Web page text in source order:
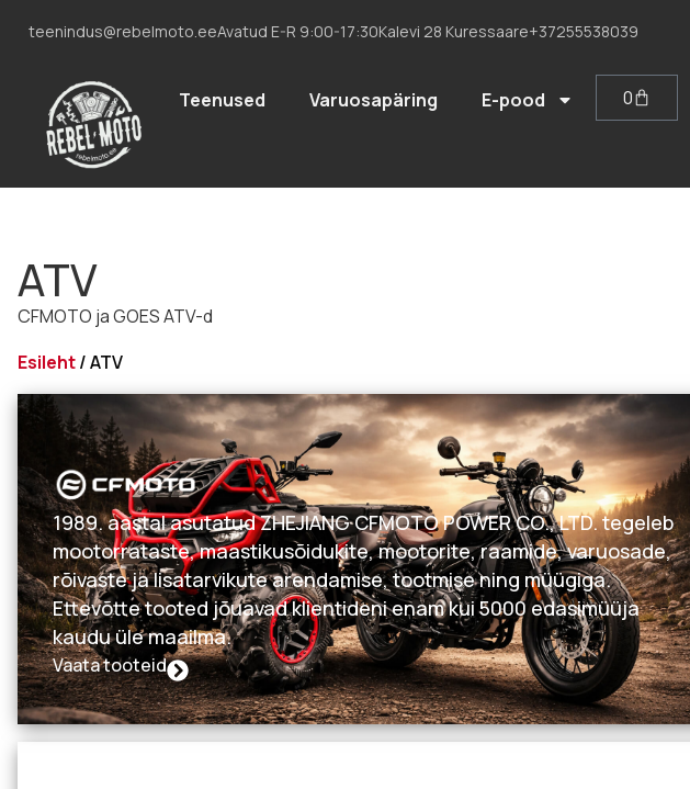
teenindus@rebelmoto.eeAvatud E-R 9:00-17:30Kalevi 28 Kuressaare+37255538039
Teenused Varuosapäring E-pood 0
ATV
CFMOTO ja GOES ATV-d
Esileht/ ATV
1989. aastal asutatud ZHEJIANG CFMOTO POWER CO., LTD. tegeleb
mootorrataste, maastikusõidukite, mootorite, raamide, varuosade,
rõivaste ja lisatarvikute arendamise, tootmise ning müügiga.
Ettevõtte tooted jõuavad klientideni enam kui 5000 edasimüüja
kaudu üle maailma.
Vaata tooteid